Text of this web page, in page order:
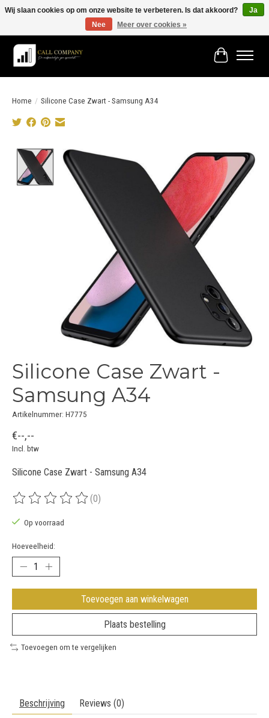
Vóór 19:00 besteld morgen in huis!
Winkelwagen
Home / Silicone Case Zwart - Samsung A34
Product image slideshow Items
Silicone Case Zwart -
Samsung A34
Artikelnummer: H7775
€--,--
Incl. btw
Silicone Case Zwart - Samsung A34
De beoordeling van dit product is
(0)
Op voorraad
Hoeveelheid:
Toevoegen aan winkelwagen
Plaats bestelling
Toevoegen om te vergelijken
Beschrijving Reviews (0)
Wij slaan cookies op om onze website te verbeteren. Is dat akkoord?
Ja
Nee
Meer over cookies »